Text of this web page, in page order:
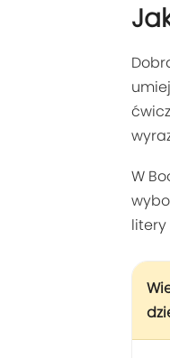
W
litery